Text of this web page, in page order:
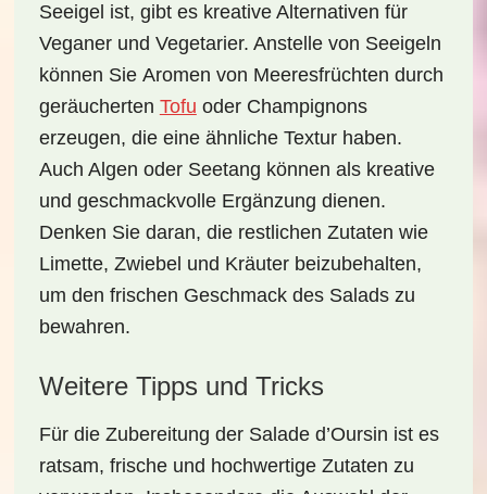
Seeigel ist, gibt es kreative Alternativen für
Veganer und Vegetarier. Anstelle von Seeigeln
können Sie Aromen von Meeresfrüchten durch
geräucherten Tofu oder Champignons
erzeugen, die eine ähnliche Textur haben.
Auch Algen oder Seetang können als kreative
und geschmackvolle Ergänzung dienen.
Denken Sie daran, die restlichen Zutaten wie
Limette, Zwiebel und Kräuter beizubehalten,
um den frischen Geschmack des Salads zu
bewahren.
Weitere Tipps und Tricks
Für die Zubereitung der Salade d’Oursin ist es
ratsam, frische und hochwertige Zutaten zu